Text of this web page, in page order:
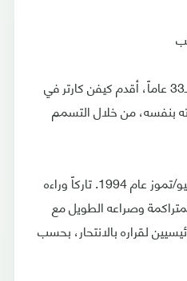
وبالفعل، في عُمر لم يتجاوز الـ33 عاماً، أقدم كيفن كارتر في
بنفسه، من خلال التسمم
ليتوفى كيفن كارتر في 27 يوليو/تموز عام 1994. تاركاً وراءه
وصراعه الطويل مع
لقراره بالانتحار، بحسب